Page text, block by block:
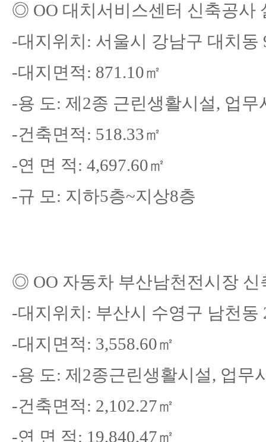
◎ OO 대치서비스센터 신축공사
-대지위치 : 서울시 강남구 대치동
-대지면적: 871.10㎡
-용 도: 제2종 근린생활시설, 업무
-건축면적: 518.33㎡
-연 면 적: 4,697.60㎡
-규 모 : 지하5층~지상8층
◎ OO 자동차 부산남천전시장
-대지위치 : 부산시 수영구 남천동
-대지면적: 3,558.60㎡
-용 도: 제2종근린생활시설, 업무
-건축면적: 2,102.27㎡
-연 면 적: 19,840,47㎡